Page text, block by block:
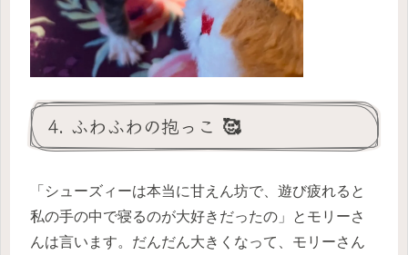
4. ふわふわの抱っこ 🥰
「シューズィーは本当に甘えん坊で、遊び疲れると
私の手の中で寝るのが大好きだったの」とモリーさ
んは言います。だんだん大きくなって、モリーさん